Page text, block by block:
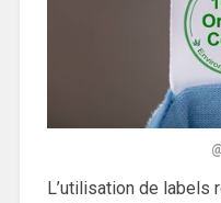
L’utilisation de labels